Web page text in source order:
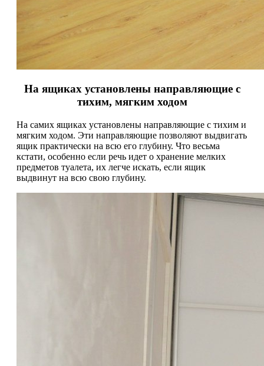
На ящиках установлены направляющие с
тихим, мягким ходом
На самих ящиках установлены направляющие с тихим и
мягким ходом. Эти направляющие позволяют выдвигать
ящик практически на всю его глубину. Что весьма
кстати, особенно если речь идет о хранение мелких
предметов туалета, их легче искать, если ящик
выдвинут на всю свою глубину.